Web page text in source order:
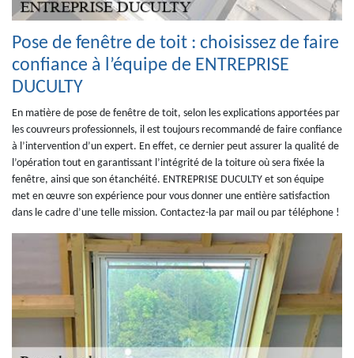
Pose de fenêtre de toit : choisissez de faire
confiance à l’équipe de ENTREPRISE
DUCULTY
En matière de pose de fenêtre de toit, selon les explications apportées par
les couvreurs professionnels, il est toujours recommandé de faire confiance
à l’intervention d’un expert. En effet, ce dernier peut assurer la qualité de
l’opération tout en garantissant l’intégrité de la toiture où sera fixée la
fenêtre, ainsi que son étanchéité. ENTREPRISE DUCULTY et son équipe
met en œuvre son expérience pour vous donner une entière satisfaction
dans le cadre d’une telle mission. Contactez-la par mail ou par téléphone !